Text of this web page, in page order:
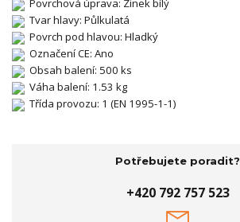
Povrchová úprava: Zinek bílý
Tvar hlavy: Půlkulatá
Povrch pod hlavou: Hladký
Označení CE: Ano
Obsah balení: 500 ks
Váha balení: 1.53 kg
Třída provozu: 1 (EN 1995-1-1)
Potřebujete poradit?
+420 792 757 523